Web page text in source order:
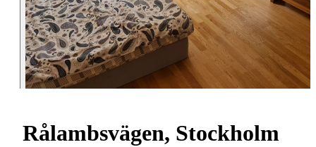
Rålambsvägen, Stockholm